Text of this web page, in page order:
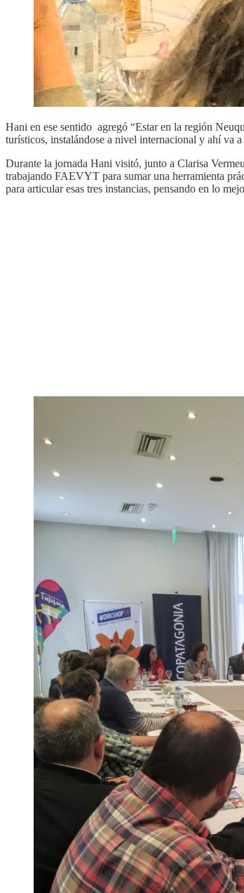
Hani en ese sentido agregó “Estar en la región
turísticos, instalándose a nivel internacional y ahí va
Durante la jornada Hani visitó, junto a Clarisa
trabajando FAEVYT para sumar una herramienta
para articular esas tres instancias, pensando en lo